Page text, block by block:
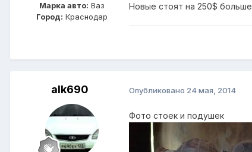
Марка авто: Ваз
Город: Краснодар
Новые стоят на 250$ больше
alk690 Опубликовано 24 мая, 2014
Фото стоек и подушек